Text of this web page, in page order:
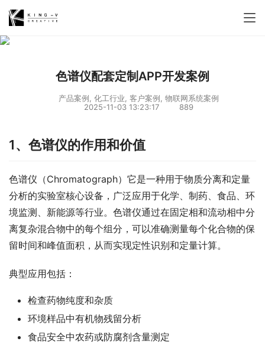
色谱仪配套定制APP开发案例
产品案例 化工行业 客户案例 物联网系统案例
2025-11-03 13:23:17
889
1、色谱仪的作用和价值
色谱仪（Chromatograph）它是一种用于物质分离和定量
分析的实验室核心设备，广泛应用于化学、制药、食品、环
境监测、新能源等行业。色谱仪通过在固定相和流动相中分
离复杂混合物中的每个组分，可以准确测量每个化合物的保
留时间和峰值面积，从而实现定性识别和定量计算。
典型应用包括：
检查药物纯度和杂质
环境样品中有机物残留分析
食品安全中农药或防腐剂含量测定